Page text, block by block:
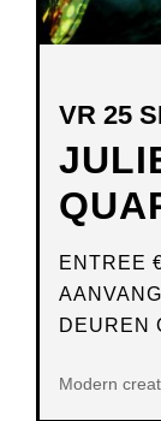
VR 25
ENTREE
DEUREN
Modern